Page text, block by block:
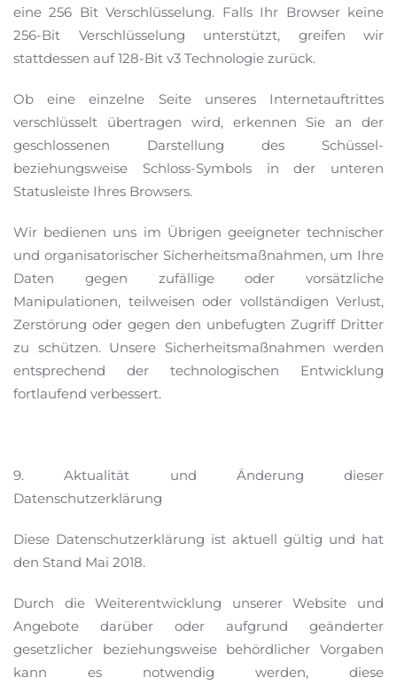
eine 256 Bit Verschlüsselung. Falls Ihr Browser keine
256-Bit Verschlüsselung unterstützt, greifen wir
stattdessen auf 128-Bit v3 Technologie zurück.
Ob eine einzelne Seite unseres Internetauftrittes
verschlüsselt übertragen wird, erkennen Sie an der
geschlossenen Darstellung des Schüssel-
beziehungsweise Schloss-Symbols in der unteren
Statusleiste Ihres Browsers.
Wir bedienen uns im Übrigen geeigneter technischer
und organisatorischer Sicherheitsmaßnahmen, um Ihre
Daten gegen zufällige oder vorsätzliche
Manipulationen, teilweisen oder vollständigen Verlust,
Zerstörung oder gegen den unbefugten Zugriff Dritter
zu schützen. Unsere Sicherheitsmaßnahmen werden
entsprechend der technologischen Entwicklung
fortlaufend verbessert.
9. Aktualität und Änderung dieser
Datenschutzerklärung
Diese Datenschutzerklärung ist aktuell gültig und hat
den Stand Mai 2018.
Durch die Weiterentwicklung unserer Website und
Angebote darüber oder aufgrund geänderter
gesetzlicher beziehungsweise behördlicher Vorgaben
kann es notwendig werden, diese